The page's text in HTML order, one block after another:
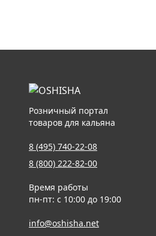
Розничный портал
товаров для кальяна
8 (495) 740-22-08
8 (800) 222-82-00
Время работы
пн-пт: с 10:00 до 19:00
info@oshisha.net